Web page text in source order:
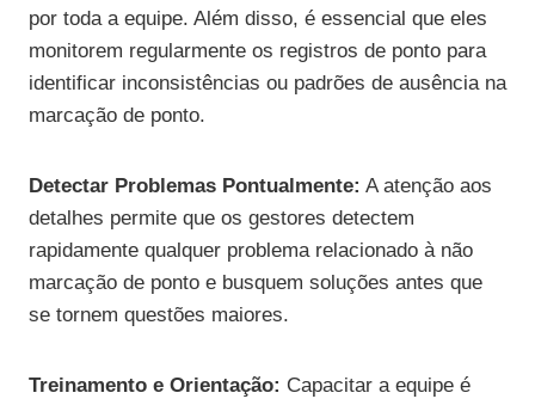
por toda a equipe. Além disso, é essencial que eles
monitorem regularmente os registros de ponto para
identificar inconsistências ou padrões de ausência na
marcação de ponto.
Detectar Problemas Pontualmente: A atenção aos
detalhes permite que os gestores detectem
rapidamente qualquer problema relacionado à não
marcação de ponto e busquem soluções antes que
se tornem questões maiores.
Treinamento e Orientação: Capacitar a equipe é